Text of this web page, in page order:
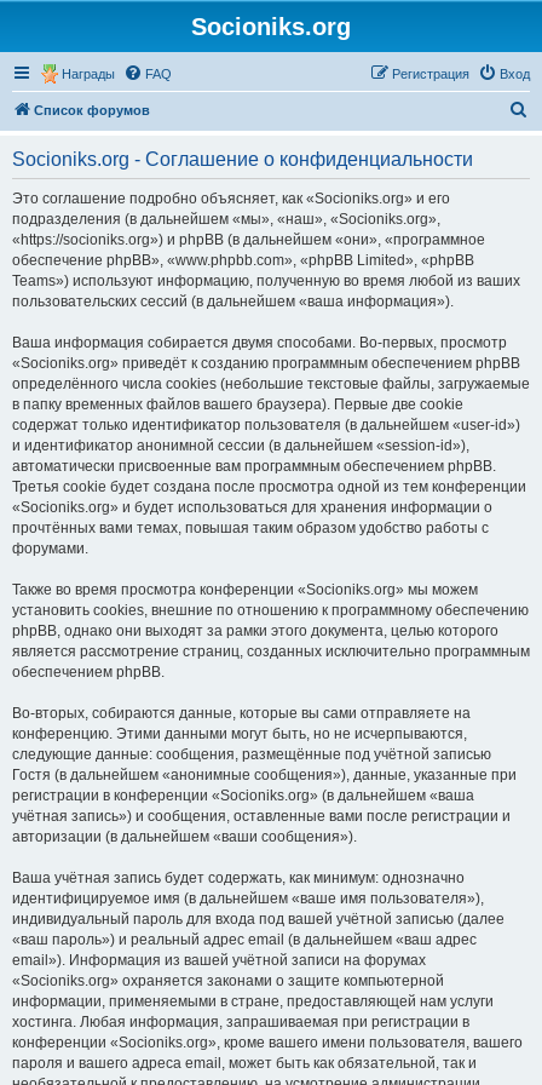
Socioniks.org
Награды FAQ Вход
Регистрация
Список форумов
Socioniks.org - Соглашение о конфиденциальности
Это соглашение подробно объясняет, как «Socioniks.org» и его
подразделения (в дальнейшем «мы», «наш», «Socioniks.org»,
«https://socioniks.org») и phpBB (в дальнейшем «они», «программное
обеспечение phpBB», «www.phpbb.com», «phpBB Limited», «phpBB
Teams») используют информацию, полученную во время любой из ваших
пользовательских сессий (в дальнейшем «ваша информация»).
Ваша информация собирается двумя способами. Во-первых, просмотр
«Socioniks.org» приведёт к созданию программным обеспечением phpBB
определённого числа cookies (небольшие текстовые файлы, загружаемые
в папку временных файлов вашего браузера). Первые две cookie
содержат только идентификатор пользователя (в дальнейшем «user-id»)
и идентификатор анонимной сессии (в дальнейшем «session-id»),
автоматически присвоенные вам программным обеспечением phpBB.
Третья cookie будет создана после просмотра одной из тем конференции
«Socioniks.org» и будет использоваться для хранения информации о
прочтённых вами темах, повышая таким образом удобство работы с
форумами.
Также во время просмотра конференции «Socioniks.org» мы можем
установить cookies, внешние по отношению к программному обеспечению
phpBB, однако они выходят за рамки этого документа, целью которого
является рассмотрение страниц, созданных исключительно программным
обеспечением phpBB.
Во-вторых, собираются данные, которые вы сами отправляете на
конференцию. Этими данными могут быть, но не исчерпываются,
следующие данные: сообщения, размещённые под учётной записью
Гостя (в дальнейшем «анонимные сообщения»), данные, указанные при
регистрации в конференции «Socioniks.org» (в дальнейшем «ваша
учётная запись») и сообщения, оставленные вами после регистрации и
авторизации (в дальнейшем «ваши сообщения»).
Ваша учётная запись будет содержать, как минимум: однозначно
идентифицируемое имя (в дальнейшем «ваше имя пользователя»),
индивидуальный пароль для входа под вашей учётной записью (далее
«ваш пароль») и реальный адрес email (в дальнейшем «ваш адрес
email»). Информация из вашей учётной записи на форумах
«Socioniks.org» охраняется законами о защите компьютерной
информации, применяемыми в стране, предоставляющей нам услуги
хостинга. Любая информация, запрашиваемая при регистрации в
конференции «Socioniks.org», кроме вашего имени пользователя, вашего
пароля и вашего адреса email, может быть как обязательной, так и